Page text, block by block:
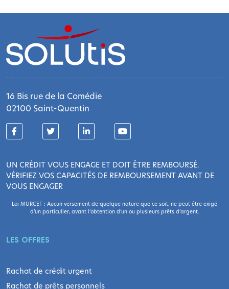
16 Bis rue de la Comédie
02100 Saint-Quentin
UN CRÉDIT VOUS ENGAGE ET DOIT ÊTRE REMBOURSÉ.
VÉRIFIEZ VOS CAPACITÉS DE REMBOURSEMENT AVANT DE
VOUS ENGAGER
Loi MURCEF : Aucun versement de quelque nature que ce soit, ne peut être exigé
d’un particulier, avant l’obtention d’un ou plusieurs prêts d’argent.
LES OFFRES
Rachat de crédit urgent
Rachat de prêts personnels